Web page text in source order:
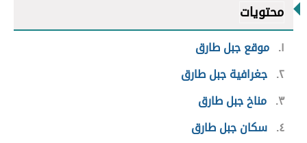
محتويات
١ موقع جبل طارق
٢ جغرافية جبل طارق
٣ مناخ جبل طارق
٤ سكان جبل طارق